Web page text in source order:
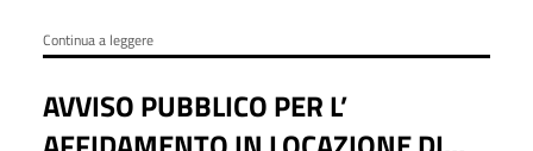
Continua a leggere
AVVISO PUBBLICO PER L’